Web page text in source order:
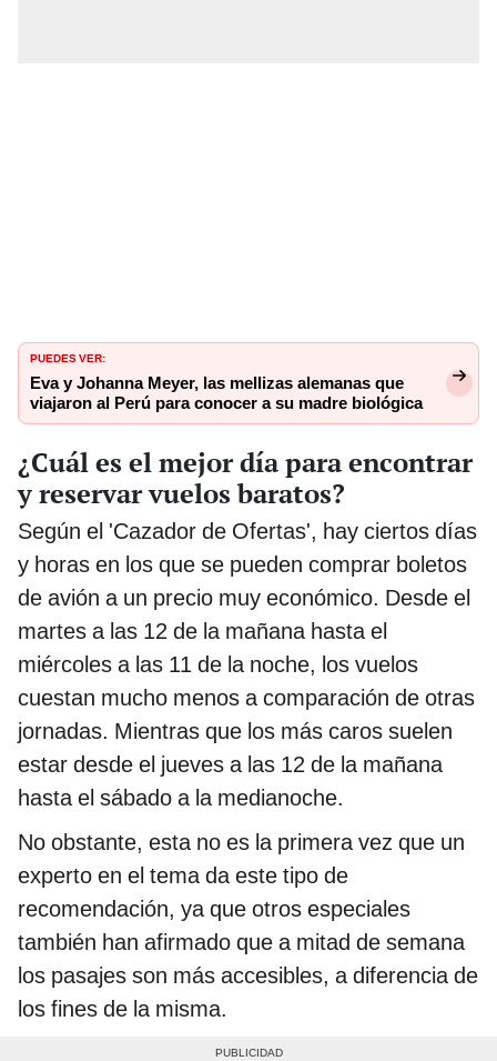
PUEDES VER:
Eva y Johanna Meyer, las mellizas alemanas que
viajaron al Perú para conocer a su madre biológica
¿Cuál es el mejor día para encontrar
y reservar vuelos baratos?
Según el 'Cazador de Ofertas', hay ciertos días
y horas en los que se pueden comprar boletos
de avión a un precio muy económico. Desde el
martes a las 12 de la mañana hasta el
miércoles a las 11 de la noche, los vuelos
cuestan mucho menos a comparación de otras
jornadas. Mientras que los más caros suelen
estar desde el jueves a las 12 de la mañana
hasta el sábado a la medianoche.
No obstante, esta no es la primera vez que un
experto en el tema da este tipo de
recomendación, ya que otros especiales
también han afirmado que a mitad de semana
los pasajes son más accesibles, a diferencia de
los fines de la misma.